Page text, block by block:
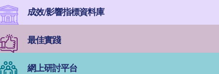
成效/影響指標資料庫
最佳實踐
網上研討平台